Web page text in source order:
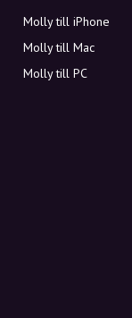
Molly till iPhone
Molly till Mac
Molly till PC